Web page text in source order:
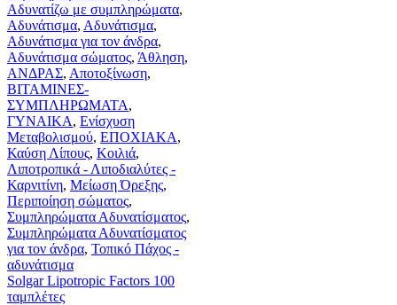
Αδυνατίζω με συμπληρώματα,
Αδυνάτισμα, Αδυνάτισμα,
Αδυνάτισμα για τον άνδρα,
Αδυνάτισμα σώματος, Άθληση,
ΑΝΔΡΑΣ, Αποτοξίνωση,
ΒΙΤΑΜΙΝΕΣ-
ΣΥΜΠΛΗΡΩΜΑΤΑ,
ΓΥΝΑΙΚΑ, Ενίσχυση
Μεταβολισμού, ΕΠΟΧΙΑΚΑ,
Καύση Λίπους, Κοιλιά,
Λιποτροπικά - Λιποδιαλύτες -
Καρνιτίνη, Μείωση Όρεξης,
Περιποίηση σώματος,
Συμπληρώματα Αδυνατίσματος,
Συμπληρώματα Αδυνατίσματος
για τον άνδρα, Τοπικό Πάχος -
αδυνάτισμα
Solgar Lipotropic Factors 100
ταμπλέτες